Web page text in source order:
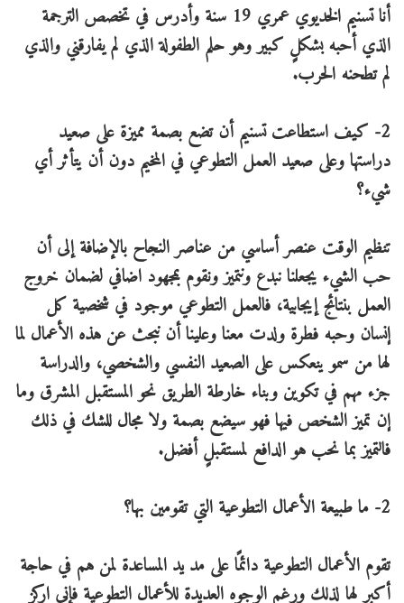
أنا تسنيم الخديوي عمري 19 سنة وأدرس في تخصص الترجمة
الذي أحبه بشكلٍ كبير وهو حلم الطفولة الذي لم يفارقني والذي
لم تطحنه الحرب.
2- كيف استطاعت تسنيم أن تضع بصمة مميزة على صعيد
دراستها وعلى صعيد العمل التطوعي في المخيم دون أن يتأثر أي
شيء؟
تنظيم الوقت عنصر أساسي من عناصر النجاح بالإضافة إلى أن
حب الشيء يجعلنا نبدع ونتميز ونقوم بمجهود اضافي لضمان خروج
العمل بنتائج إيجابية، فالعمل التطوعي موجود في شخصية كل
إنسان وحبه فطرة ولدت معنا وعلينا أن نبحث عن هذه الأعمال لما
لها من سمو ينعكس على الصعيد النفسي والشخصي، والدراسة
جزء مهم في تكوين وبناء خارطة الطريق نحو المستقبل المشرق وما
إن تميز الشخص فيها فهو سيضع بصمة ولا مجال للشك في ذلك
فالتميز بما نحب هو الدافع لمستقبلٍ أفضل.
2- ما طبيعة الأعمال التطوعية التي تقومين بها؟
تقوم الأعمال التطوعية دائمًا على مد يد المساعدة لمن هم في حاجة
أكبر لها لذلك ورغم الوجوه العديدة للأعمال التطوعية فإني اركز